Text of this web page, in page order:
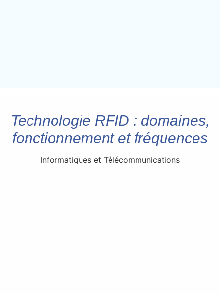
Technologie RFID : domaines,
fonctionnement et fréquences
Informatiques et Télécommunications